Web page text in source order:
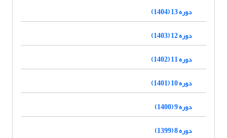
دوره 13 (1404)
دوره 12 (1403)
دوره 11 (1402)
دوره 10 (1401)
دوره 9 (1400)
دوره 8 (1399)